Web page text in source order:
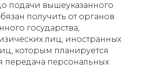
подачи вышеуказанного
получить от органов
государства,
лиц, иностранных
которым планируется
передача персональных
персональных